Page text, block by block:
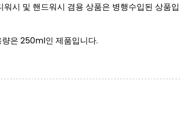
시 및 핸드워시 겸용 상품은 병행수입된 상품입
은 250ml인 제품입니다.